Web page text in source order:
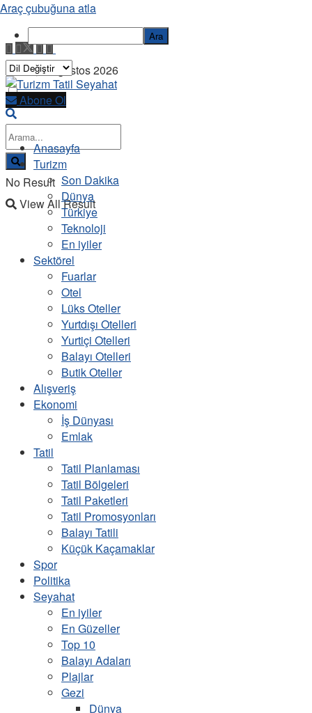
Cuma, 7 Ağustos 2026
No Result
View All Result
Abone Ol
Anasayfa
Turizm
Son Dakika
Dünya
Türkiye
Teknoloji
En iyiler
Sektörel
Fuarlar
Otel
Lüks Oteller
Yurtdışı Otelleri
Yurtiçi Otelleri
Balayı Otelleri
Butik Oteller
Alışveriş
Ekonomi
İş Dünyası
Emlak
Tatil
Tatil Planlaması
Tatil Bölgeleri
Tatil Paketleri
Tatil Promosyonları
Balayı Tatili
Küçük Kaçamaklar
Spor
Politika
Seyahat
En iyiler
En Güzeller
Top 10
Balayı Adaları
Plajlar
Gezi
Dünya
Araç çubuğuna atla
Ara